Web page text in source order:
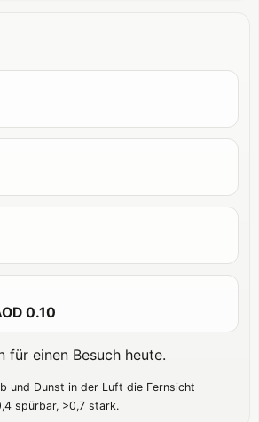
0.10
für einen Besuch heute.
und Dunst in der Luft die Fernsicht
spürbar, >0,7 stark.